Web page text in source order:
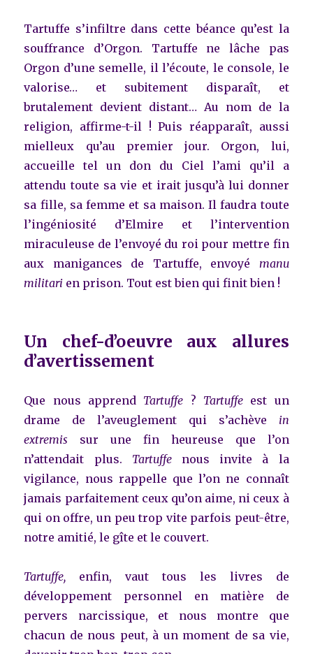
Tartuffe s’infiltre dans cette béance qu’est la
souffrance d’Orgon. Tartuffe ne lâche pas
Orgon d’une semelle, il l’écoute, le console, le
valorise… et subitement disparaît, et
brutalement devient distant… Au nom de la
religion, affirme-t-il ! Puis réapparaît, aussi
mielleux qu’au premier jour. Orgon, lui,
accueille tel un don du Ciel l’ami qu’il a
attendu toute sa vie et irait jusqu’à lui donner
sa fille, sa femme et sa maison. Il faudra toute
l’ingéniosité d’Elmire et l’intervention
miraculeuse de l’envoyé du roi pour mettre fin
aux manigances de Tartuffe, envoyé manu
militari en prison. Tout est bien qui finit bien !
Un chef-d’oeuvre aux allures
d’avertissement
Que nous apprend Tartuffe ? Tartuffeest un
drame de l’aveuglement qui s’achève in
extremis sur une fin heureuse que l’on
n’attendait plus. Tartuffe nous invite à la
vigilance, nous rappelle que l’on ne connaît
jamais parfaitement ceux qu’on aime, ni ceux à
qui on offre, un peu trop vite parfois peut-être,
notre amitié, le gîte et le couvert.
Tartuffe, enfin, vaut tous les livres de
développement personnel en matière de
pervers narcissique, et nous montre que
chacun de nous peut, à un moment de sa vie,